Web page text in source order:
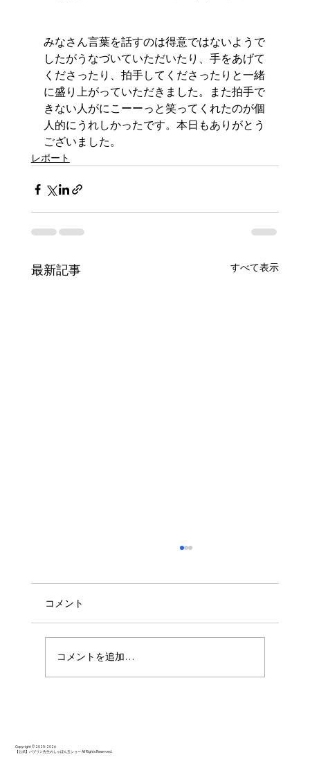
みなさん言葉を話すのは得意ではないようで
したがうなづいていただいたり、手をあげて
くださったり、拍手してくださったりと一緒
に盛り上がっていただきました。また拍手で
きない人がにこーーっと笑ってくれたのが個
人的にうれしかったです。本日もありがとう
ございました。
レポート
最新記事 すべて表示
コメント
コメントを追加…
Copyright © 2025-2026
【公式】バブリン先生のしゃぼん玉ショー All Rights Reserved.